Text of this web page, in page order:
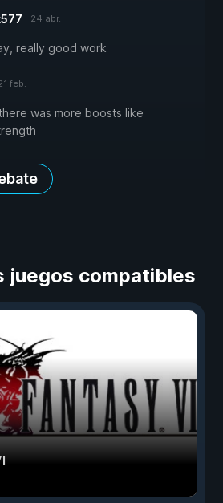
24 abr.
really good work
feb.
was more boosts like
juegos compatibles